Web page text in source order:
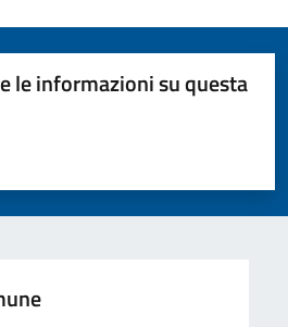
le informazioni su questa
stelle su 5
su 5
5